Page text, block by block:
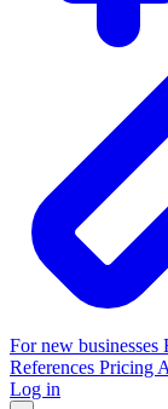
For new businesses
References Pricing
Log in